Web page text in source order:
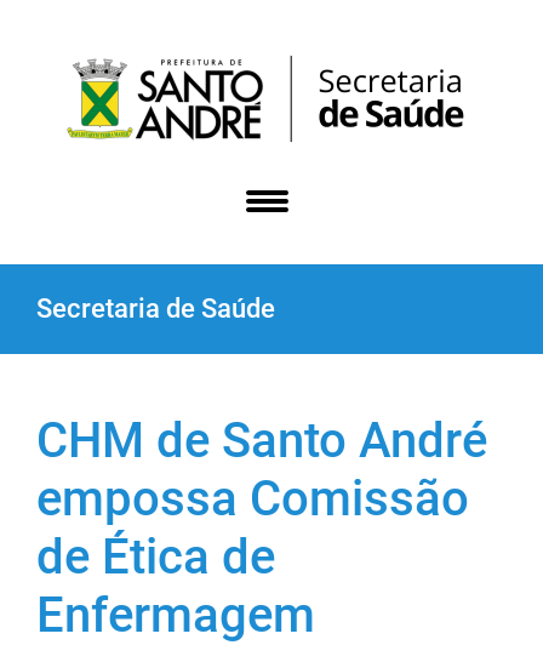
Secretaria de Saúde
CHM de Santo André
empossa Comissão
de Ética de
Enfermagem